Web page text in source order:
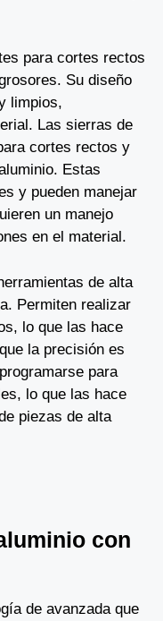
para cortes rectos
Su diseño
limpios,
Las sierras de
cortes rectos y
Estas
y pueden manejar
un manejo
en el material.
de alta
Permiten realizar
lo que las hace
la precisión es
para
lo que las hace
piezas de alta
con
de avanzada que